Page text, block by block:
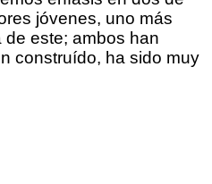
jóvenes, uno más
de este; ambos han
construído, ha sido muy